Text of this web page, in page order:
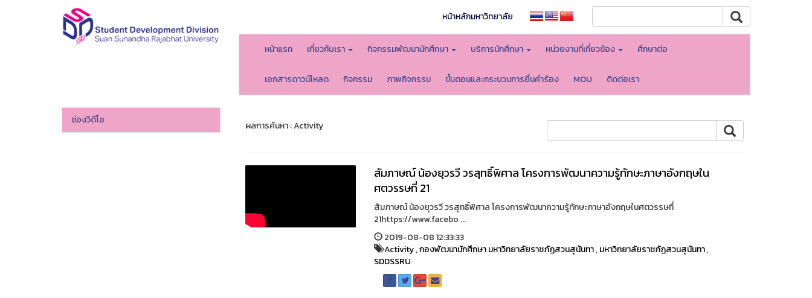
หน้าหลักมหาวิทยาลัย
หน้าแรก เกี่ยวกับเรา กิจกรรมพัฒนานักศึกษา บริการนักศึกษา หน่วยงานที่เกี่ยวข้อง ศึกษาต่อ
เอกสารดาวน์โหลด กิจกรรม ภาพกิจกรรม ขั้นตอนและกระบวนการยื่นคำร้อง MOU ติดต่อเรา
ช่องวิดีโอ ผลการค้นหา : Activity
สัมภาษณ์ น้องยุวรวี วรสุทธิ์พิศาล โครงการพัฒนาความรู้ทักษะภาษาอังกฤษใน
ศตวรรษที่ 21
สัมภาษณ์ น้องยุวรวี วรสุทธิ์พิศาล โครงการพัฒนาความรู้ทักษะภาษาอังกฤษในศตวรรษที่
21https://www.facebo ...
2019-08-08 12:33:33
Activity,กองพัฒนานักศึกษา มหาวิทยาลัยราชภัฏสวนสุนันทา,มหาวิทยาลัยราชภัฏสวนสุนันทา,
SDDSSRU